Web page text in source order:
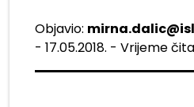
Objavio:
- 17.05.2018. - Vrijeme